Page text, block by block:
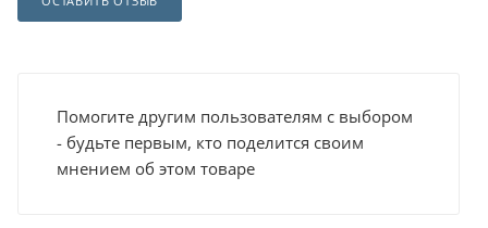
Помогите другим пользователям с выбором
- будьте первым, кто поделится своим
мнением об этом товаре